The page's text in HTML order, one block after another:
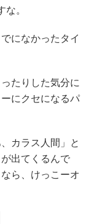
。
になかったタイ
たりした気分に
にクセになるパ
カラス人間」と
出てくるんで
ら、けっこーオ